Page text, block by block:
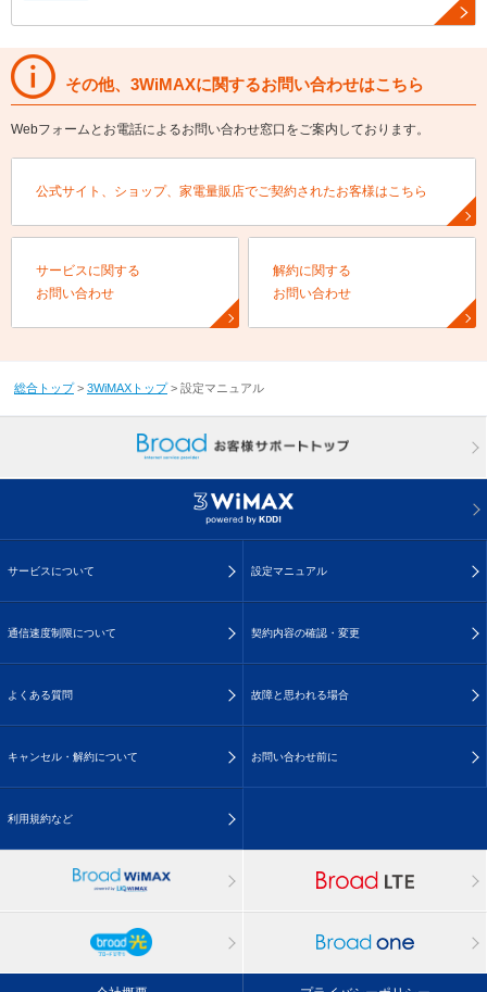
その他、3WiMAXに関するお問い合わせはこちら
Webフォームとお電話によるお問い合わせ窓口をご案内しております。
公式サイト、ショップ、家電量販店でご契約されたお客様はこちら
サービスに関する
お問い合わせ
解約に関する
お問い合わせ
総合トップ> 3WiMAXトップ> 設定マニュアル
サービスについて 設定マニュアル
通信速度制限について 契約内容の確認・変更
よくある質問 故障と思われる場合
キャンセル・解約について お問い合わせ前に
利用規約など